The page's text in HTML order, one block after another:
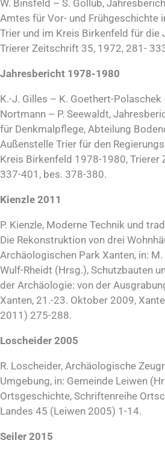
W. Binsfeld – S. Gollub,
Amtes für Vor- und Frühgeschichte
Trier und im Kreis Birkenfeld für
Trierer Zeitschrift 35, 1972, 281-
Jahresbericht 1978-1980
K.-J. Gilles – K. Goethert-Polaschek
Nortmann – P. Seewaldt,
für Denkmalpflege, Abteilung
Außenstelle Trier für den
Kreis Birkenfeld 1978-1980, Trierer
337-401, bes. 378-380.
Kienzle 2011
P. Kienzle, Moderne Technik und
Die Rekonstruktion von drei
Archäologischen Park Xanten, in:
Wulf-Rheidt (Hrsg.), Schutzbauten
der Archäologie: von der
Xanten, 21.-23. Oktober 2009,
2011) 275-288.
Loscheider 2005
R. Loscheider, Archäologische
Umgebung, in: Gemeinde Leiwen
Ortsgeschichte, Schriftenreihe
Landes 45 (Leiwen 2005) 1-14.
Seiler 2015